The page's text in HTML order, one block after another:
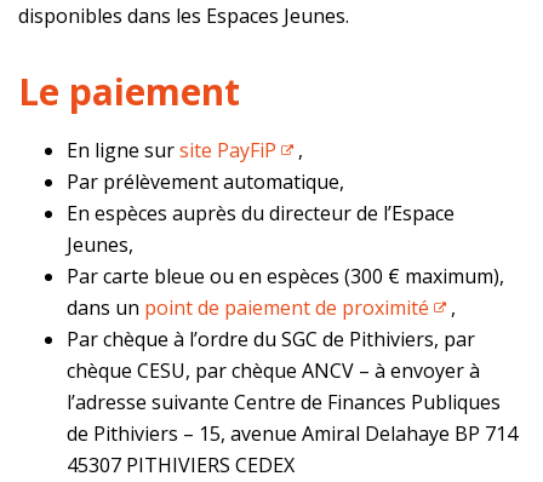
disponibles dans les Espaces Jeunes.
Le paiement
En ligne sursite PayFiP
,
Par prélèvement automatique,
En espèces auprès du directeur de l’Espace
Jeunes,
Par carte bleue ou en espèces (300 € maximum),
dans un point de paiement de proximité
,
Par chèque à l’ordre du SGC de Pithiviers, par
chèque CESU, par chèque ANCV – à envoyer à
l’adresse suivante Centre de Finances Publiques
de Pithiviers – 15, avenue Amiral Delahaye BP 714
45307 PITHIVIERS CEDEX